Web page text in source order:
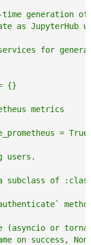
generation of
as JupyterHub
for
{}
metrics
= True
users.
of
or
on success,